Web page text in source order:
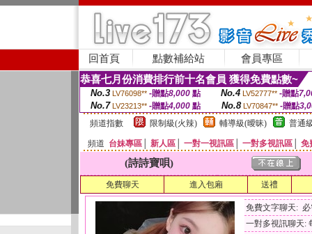
回首頁 點數補給站 會員專區
恭喜七月份消費排行前十名會員 獲得免費點數~
No.3 LV76098** -贈點8,000點 No.4 LV52777** -贈點
No.7 LV23213** -贈點4,000 點 No.8 LV70847** -贈點
頻道指數
限制級(火辣) 輔導級(曖昧) 普通
頻道 台妹專區 新人區 一對一視訊區 一對多視訊區 免
(詩詩寶唄)
免費聊天 進入包廂 送禮
免費文字聊天:
一對多視訊聊天: